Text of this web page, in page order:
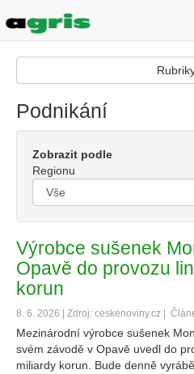
Podnikání
Zobrazit podle
Regionu
Výrobce sušenek
Opavě do provozu
korun
8. 6. 2026 | Zdroj: ceskenoviny.cz |
Mezinárodní výrobce sušenek
svém závodě v Opavě uvedl do
miliardy korun. Bude denně